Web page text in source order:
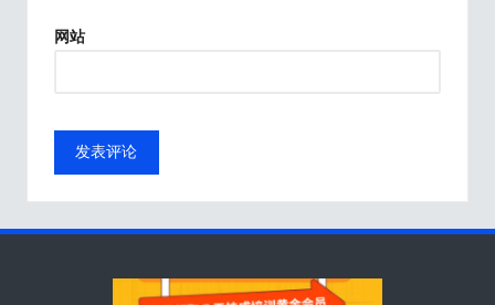
网站